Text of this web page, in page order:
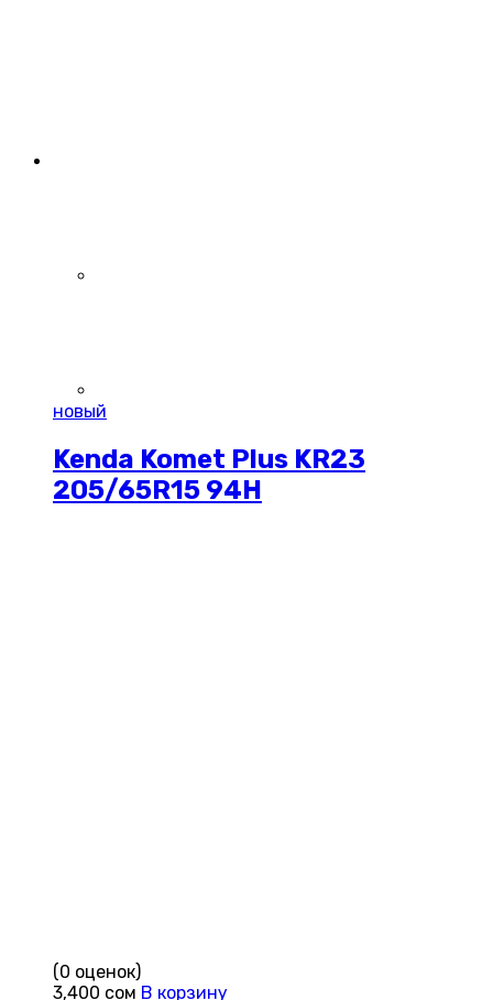
новый
Kenda Komet Plus KR23
205/65R15 94H
(0 оценок)
3,400 сом В корзину